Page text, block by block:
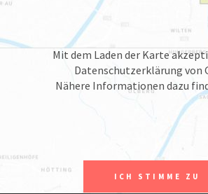
Mit dem Laden der Karte
Datenschutzerklärung von
Nähere Informationen dazu
ICH STIMME ZU